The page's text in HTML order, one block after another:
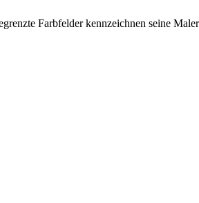
Farbfelder kennzeichnen seine